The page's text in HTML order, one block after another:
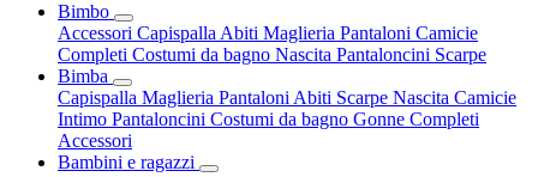
Bimbo
Accessori Capispalla Abiti Maglieria Pantaloni Camicie
Completi Costumi da bagno Nascita Pantaloncini Scarpe
Bimba
Capispalla Maglieria Pantaloni Abiti Scarpe Nascita Camicie
Intimo Pantaloncini Costumi da bagno Gonne Completi
Accessori
Bambini e ragazzi